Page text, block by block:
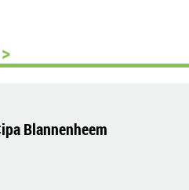
Blannenheem